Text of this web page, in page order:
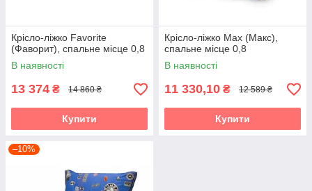
Крісло-ліжко Favorite
(Фаворит), спальне місце 0,8
В наявності
13 374 ₴ 14 860 ₴
Купити
Крісло-ліжко Max (Макс),
спальне місце 0,8
В наявності
11 330,10 ₴ 12 589 ₴
Купити
–10%